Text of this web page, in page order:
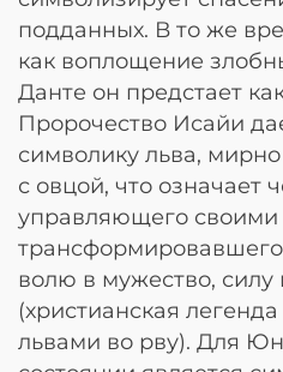
подданных. В то же
как воплощение
Данте он предстает
Пророчество Исайи
символику льва,
с овцой, что означает
управляющего своими
волю в мужество,
(христианская
львами во рву). Для